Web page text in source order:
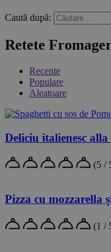
Caută după:
Retete
Recente
Populare
Aleatoare
Deliciu italienesc
(5 /
Pizza cu mozzarella
(1 /